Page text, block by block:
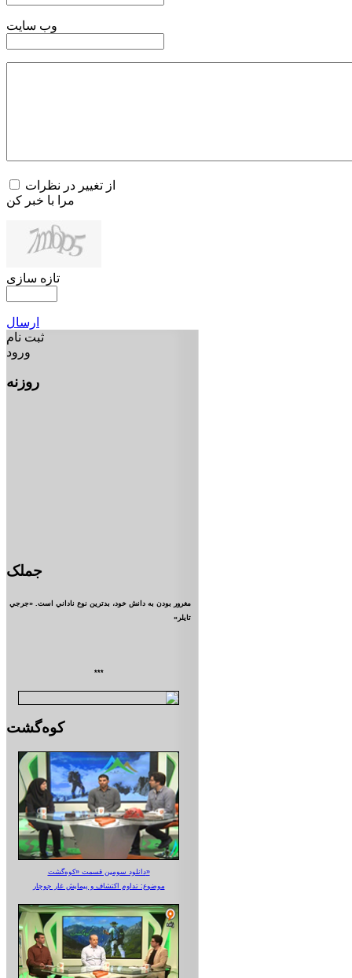
وب سایت
از تغییر در نظرات
مرا با خبر کن
تازه سازی
ارسال
ثبت نام
ورود
روزنه
جملک
مغرور بودن به دانش خود، بدترين نوع ناداني است. «جرجي
تايلر»
***
کوه‌گشت
دانلود سومین قسمت «کوه‌گشت»
موضوع: تداوم اکتشاف و پیمایش غار جوجار